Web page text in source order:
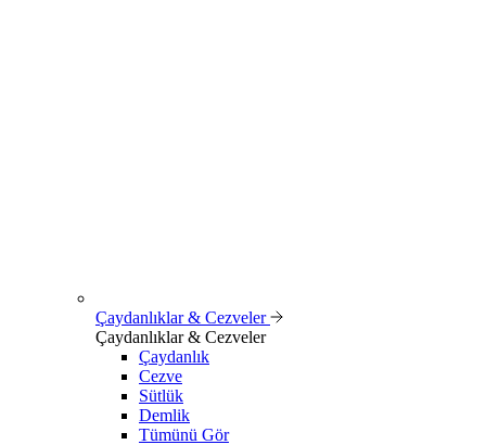
Çaydanlıklar & Cezveler
Çaydanlıklar & Cezveler
Çaydanlık
Cezve
Sütlük
Demlik
Tümünü Gör